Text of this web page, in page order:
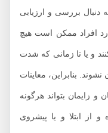
بررسی و ارزیابی
ممکن است هیچ
یا تا زمانی که شدت
بنابراین، معاینات
بتواند هرگونه
و یا پیشروی